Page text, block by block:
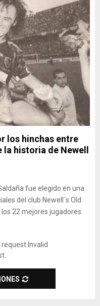
los hinchas entre
historia de Newell
fue elegido en una
del club Newell´s Old
22 mejores jugadores
request. Invalid